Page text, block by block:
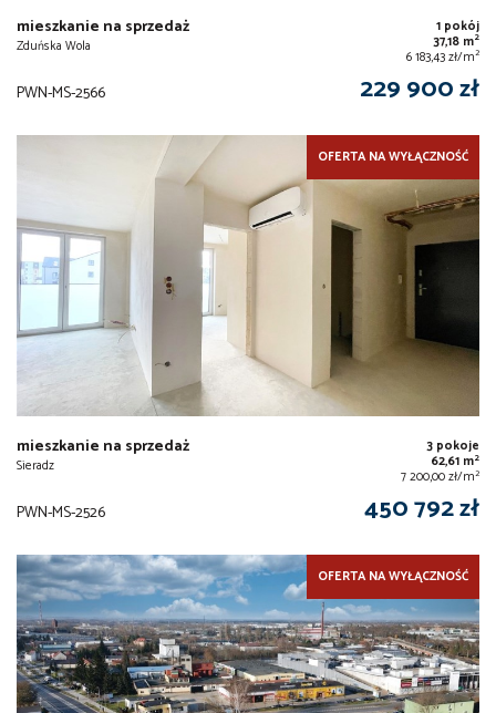
mieszkanie na sprzedaż
Zduńska Wola
1 pokój
37,18 m2
6 183,43 zł/m2
PWN-MS-2566 229 900 zł
OFERTA NA WYŁĄCZNOŚĆ
mieszkanie na sprzedaż
Sieradz
3 pokoje
62,61 m2
7 200,00 zł/m2
PWN-MS-2526 450 792 zł
OFERTA NA WYŁĄCZNOŚĆ